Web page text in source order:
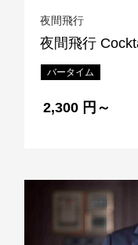
夜間飛行
夜間飛行
バータイム
2,300 円～